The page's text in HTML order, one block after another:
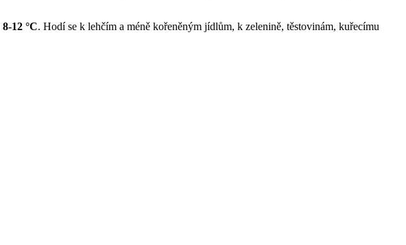
8-12 °C. Hodí se k lehčím a méně kořeněným jídlům, k zelenině, těstovinám, kuřecímu